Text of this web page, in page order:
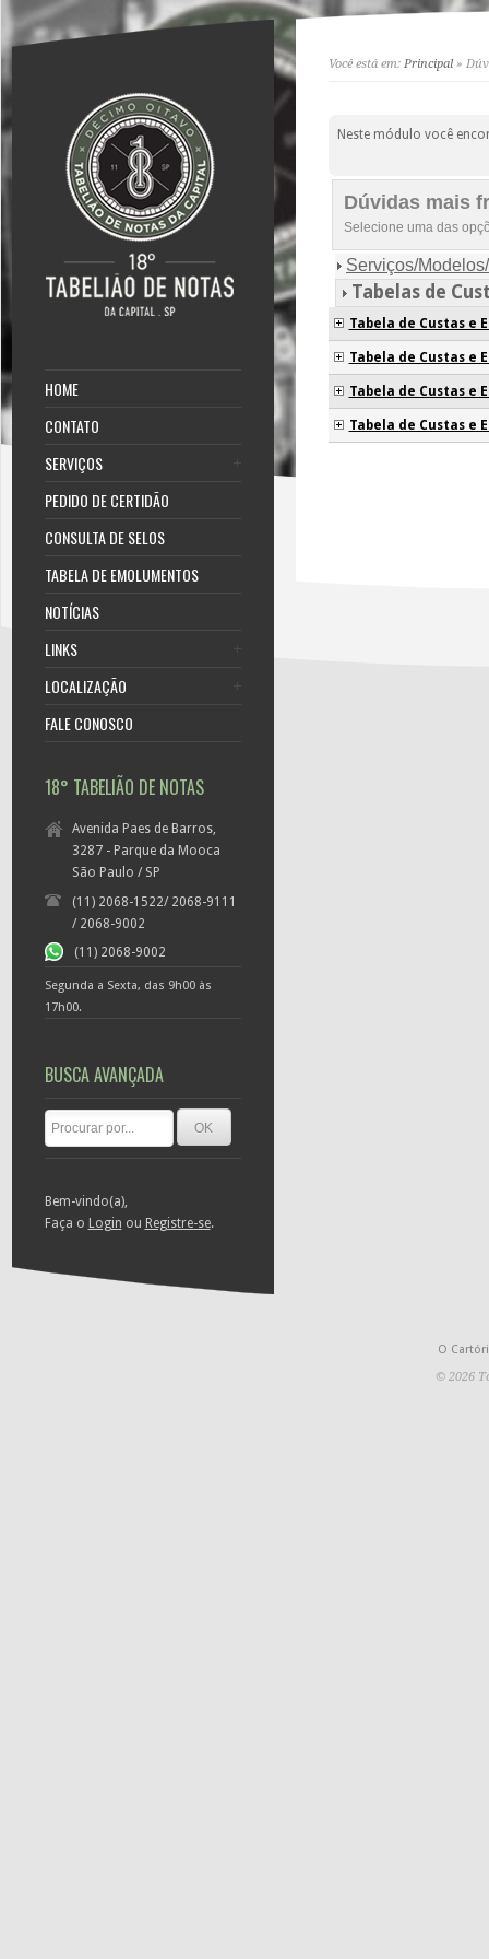
HOME
CONTATO
SERVIÇOS
PEDIDO DE CERTIDÃO
CONSULTA DE SELOS
TABELA DE EMOLUMENTOS
NOTÍCIAS
LINKS
LOCALIZAÇÃO
FALE CONOSCO
18° TABELIÃO DE NOTAS
Avenida Paes de Barros,
3287 - Parque da Mooca
São Paulo / SP
(11) 2068-1522/ 2068-9111
/ 2068-9002
(11) 2068-9002
Segunda a Sexta, das 9h00 às
17h00.
BUSCA AVANÇADA
Bem-vindo(a),
Faça o Login ou Registre-se.
Você está em: Principal»
Neste módulo você
Dúvidas mais
Selecione uma das
Serviços/
Tabelas de
Tabela de Custas e
Tabela de Custas e
Tabela de Custas e
Tabela de Custas e
O
© 2026